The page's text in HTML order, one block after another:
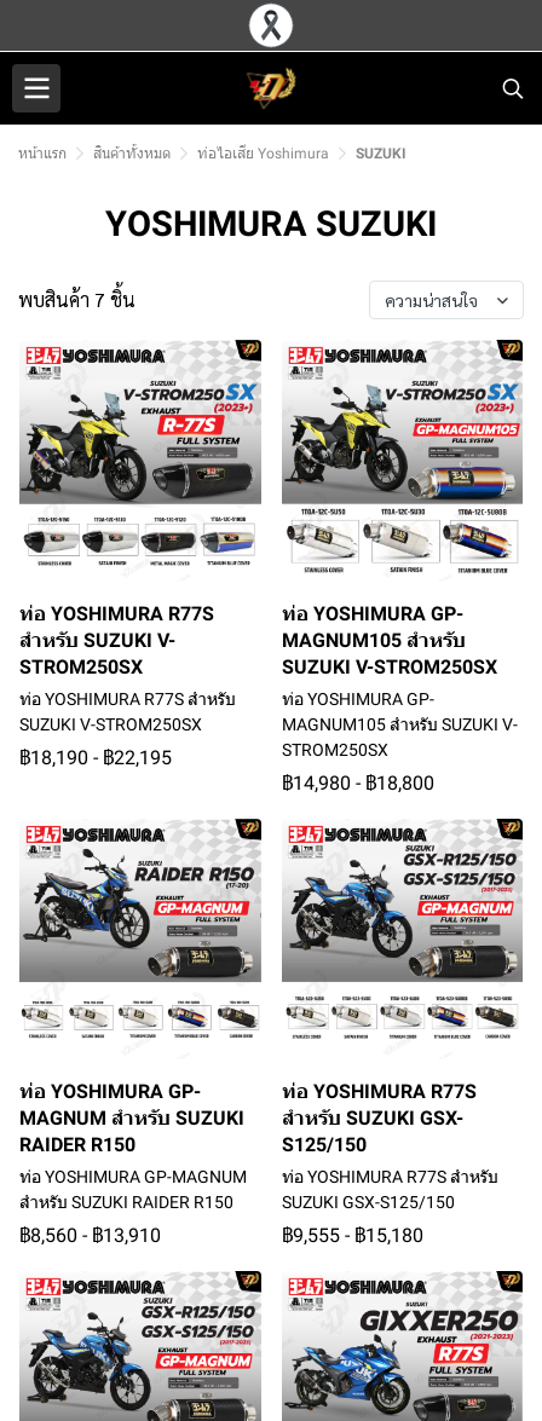
หน้าแรก สินค้าทั้งหมด ท่อไอเสีย Yoshimura SUZUKI
YOSHIMURA SUZUKI
พบสินค้า 7 ชิ้น ความน่าสนใจ
ท่อ YOSHIMURA R77S
สำหรับ SUZUKI V-
STROM250SX
ท่อ YOSHIMURA R77S สำหรับ
SUZUKI V-STROM250SX
฿18,190 - ฿22,195
ท่อ YOSHIMURA GP-
MAGNUM105 สำหรับ
SUZUKI V-STROM250SX
ท่อ YOSHIMURA GP-
MAGNUM105 สำหรับ SUZUKI V-
STROM250SX
฿14,980 - ฿18,800
ท่อ YOSHIMURA GP-
MAGNUM สำหรับ SUZUKI
RAIDER R150
ท่อ YOSHIMURA GP-MAGNUM
สำหรับ SUZUKI RAIDER R150
฿8,560 - ฿13,910
ท่อ YOSHIMURA R77S
สำหรับ SUZUKI GSX-
S125/150
ท่อ YOSHIMURA R77S สำหรับ
SUZUKI GSX-S125/150
฿9,555- ฿15,180